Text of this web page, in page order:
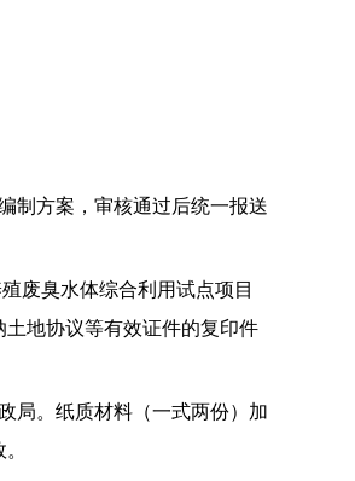
制方案，审核通过后统一报送
废臭水体综合利用试点项目
地协议等有效证件的复印件
局。纸质材料（一式两份）加